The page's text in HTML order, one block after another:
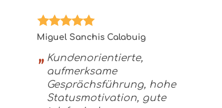
Miguel Sanchis Calabuig
Kundenorientierte,
aufmerksame
Gesprächsführung, hohe
Statusmotivation, gute